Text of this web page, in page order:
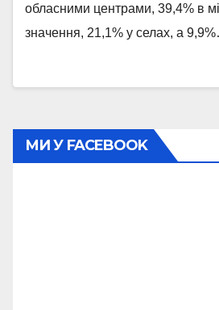
обласними центрами, 39,4% в
значення, 21,1% у селах, а
МИ У FACEBOOK